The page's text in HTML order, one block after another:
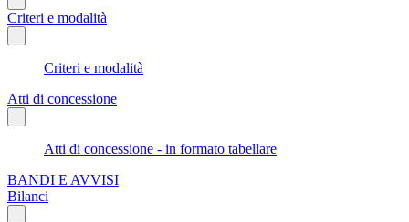
Criteri e modalità
Criteri e modalità
Atti di concessione
Atti di concessione - in formato tabellare
BANDI E AVVISI
Bilanci